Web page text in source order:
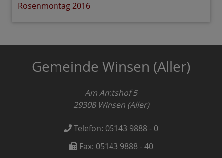
Rosenmontag 2016
Gemeinde Winsen (Aller)
Am Amtshof 5
29308 Winsen (Aller)
Telefon: 05143 9888 - 0
Fax: 05143 9888 - 40